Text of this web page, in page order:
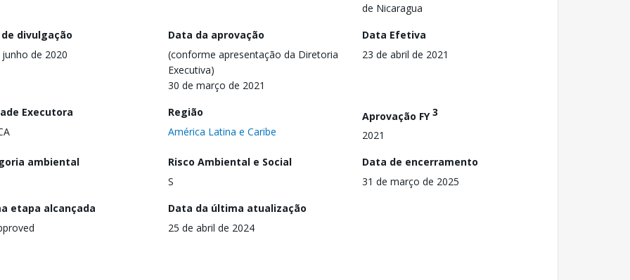
de Nicaragua
divulgação
junho de 2020
Data da aprovação
(conforme apresentação da Diretoria
Executiva)
30 de março de 2021
Data Efetiva
23 de abril de 2021
Executora
Região
América Latina e Caribe
Aprovação FY3
2021
ambiental
Risco Ambiental e Social
S
Data de encerramento
31 de março de 2025
etapa alcançada
Data da última atualização
25 de abril de 2024